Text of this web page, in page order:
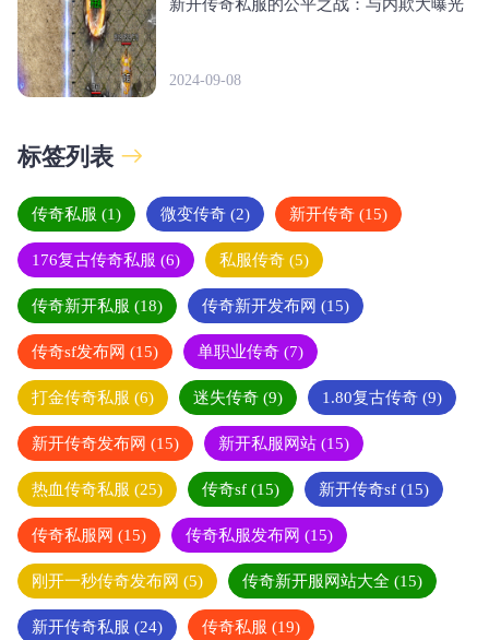
新开传奇私服的公平之战：与内欺大曝光
2024-09-08
标签列表
传奇私服 (1) 微变传奇 (2) 新开传奇 (15)
176复古传奇私服 (6) 私服传奇 (5)
传奇新开私服 (18) 传奇新开发布网 (15)
传奇sf发布网 (15) 单职业传奇 (7)
打金传奇私服 (6) 迷失传奇 (9) 1.80复古传奇 (9)
新开传奇发布网 (15) 新开私服网站 (15)
热血传奇私服 (25) 传奇sf (15) 新开传奇sf (15)
传奇私服网 (15) 传奇私服发布网 (15)
刚开一秒传奇发布网 (5) 传奇新开服网站大全 (15)
新开传奇私服 (24) 传奇私服 (19)